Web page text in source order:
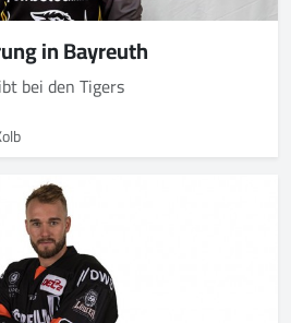
in Bayreuth
bei den Tigers